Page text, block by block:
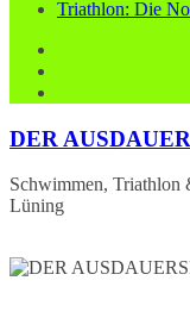
Triathlon: Die
DER
Schwimmen, Triathlon
Lüning